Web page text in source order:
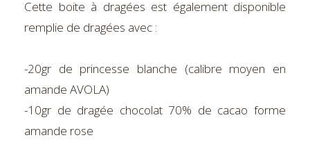
Cette boite à dragées est également disponible
remplie de dragées avec :
-20gr de princesse blanche (calibre moyen en
amande AVOLA)
-10gr de dragée chocolat 70% de cacao forme
amande rose